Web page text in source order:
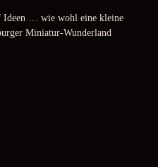
Ideen … wie wohl eine kleine
Miniatur-Wunderland